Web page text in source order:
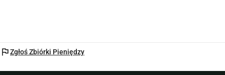
flagZgłoś Zbiórki Pieniędzy